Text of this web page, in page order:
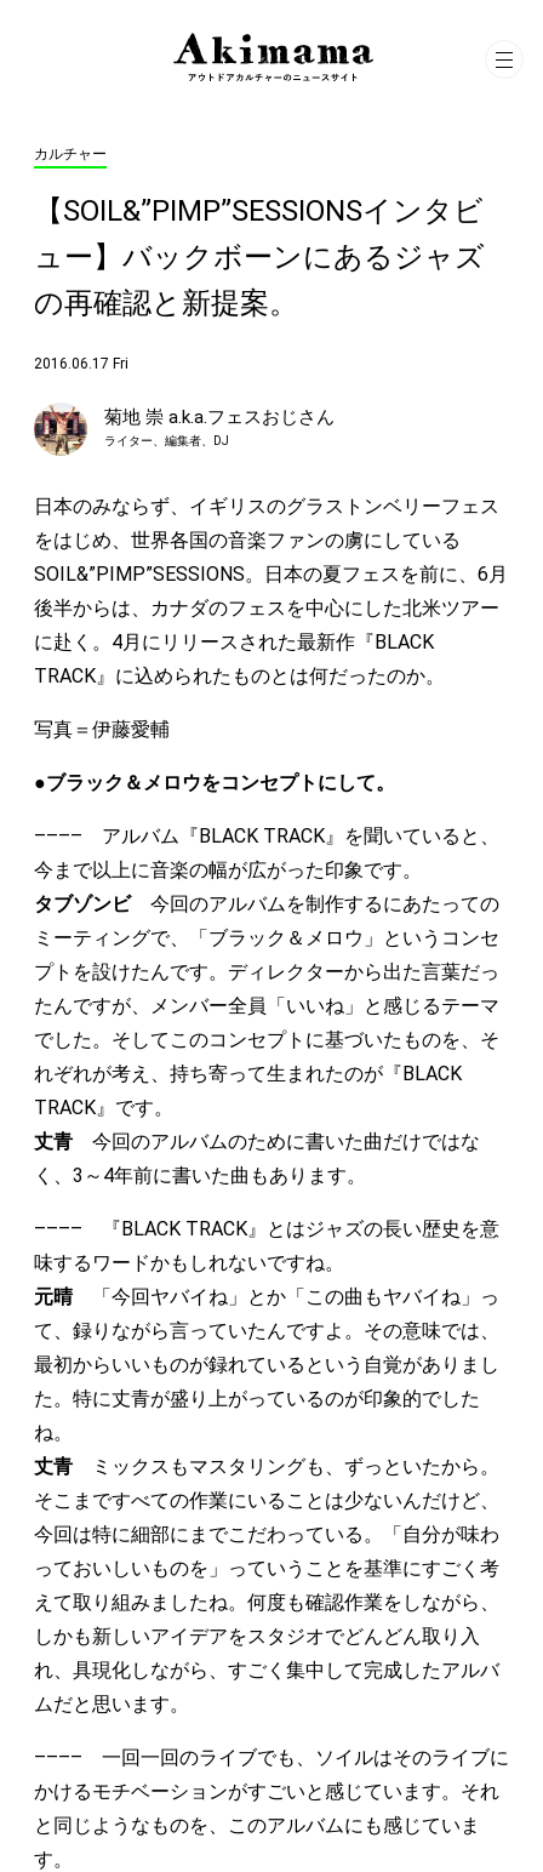
カルチャー
【SOIL&”PIMP”SESSIONSインタビ
ュー】バックボーンにあるジャズ
の再確認と新提案。
2016.06.17 Fri
菊地 崇 a.k.a.フェスおじさん
ライター、編集者、DJ
日本のみならず、イギリスのグラストンベリーフェス
をはじめ、世界各国の音楽ファンの虜にしている
SOIL&”PIMP”SESSIONS。日本の夏フェスを前に、6月
後半からは、カナダのフェスを中心にした北米ツアー
に赴く。4月にリリースされた最新作『BLACK
TRACK』に込められたものとは何だったのか。
写真＝伊藤愛輔
●ブラック＆メロウをコンセプトにして。
–––– アルバム『BLACK TRACK』を聞いていると、
今まで以上に音楽の幅が広がった印象です。
タブゾンビ今回のアルバムを制作するにあたっての
ミーティングで、「ブラック＆メロウ」というコンセ
プトを設けたんです。ディレクターから出た言葉だっ
たんですが、メンバー全員「いいね」と感じるテーマ
でした。そしてこのコンセプトに基づいたものを、そ
れぞれが考え、持ち寄って生まれたのが『BLACK
TRACK』です。
丈青 今回のアルバムのために書いた曲だけではな
く、3～4年前に書いた曲もあります。
–––– 『BLACK TRACK』とはジャズの長い歴史を意
味するワードかもしれないですね。
元晴「今回ヤバイね」とか「この曲もヤバイね」っ
て、録りながら言っていたんですよ。その意味では、
最初からいいものが録れているという自覚がありまし
た。特に丈青が盛り上がっているのが印象的でした
ね。
丈青 ミックスもマスタリングも、ずっといたから。
そこまですべての作業にいることは少ないんだけど、
今回は特に細部にまでこだわっている。「自分が味わ
っておいしいものを」っていうことを基準にすごく考
えて取り組みましたね。何度も確認作業をしながら、
しかも新しいアイデアをスタジオでどんどん取り入
れ、具現化しながら、すごく集中して完成したアルバ
ムだと思います。
–––– 一回一回のライブでも、ソイルはそのライブに
かけるモチベーションがすごいと感じています。それ
と同じようなものを、このアルバムにも感じていま
す。